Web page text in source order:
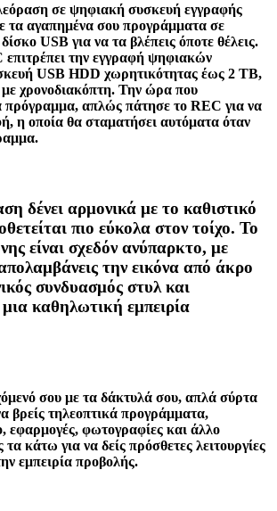
σε ψηφιακή συσκευή εγγραφής
τα αγαπημένα σου προγράμματα σε
USB για να τα βλέπεις όποτε θέλεις.
την εγγραφή ψηφιακών
USB HDD χωρητικότητας έως 2 TB,
με χρονοδιακόπτη. Την ώρα που
πρόγραμμα, απλώς πάτησε το REC για να
η οποία θα σταματήσει αυτόματα όταν
δένει αρμονικά με το καθιστικό
πιο εύκολα στον τοίχο. Το
είναι σχεδόν ανύπαρκτο, με
την εικόνα από άκρο
συνδυασμός στυλ και
μια καθηλωτική εμπειρία
σου με τα δάκτυλά σου, απλά σύρτα
βρείς τηλεοπτικά προγράμματα,
εφαρμογές, φωτογραφίες και άλλο
κάτω για να δείς πρόσθετες λειτουργίες
εμπειρία προβολής.